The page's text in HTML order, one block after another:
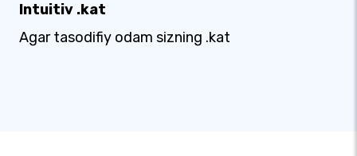
Intuitiv .kat
Agar tasodifiy odam sizning .kat